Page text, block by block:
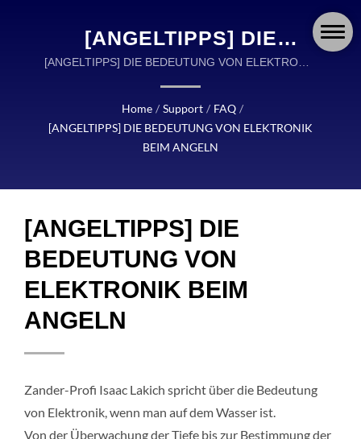
[ANGELTIPPS] DIE
BEDEUTUNG VON
ELEKTRONIK BEIM
ANGELN | OKUMA
FISHING:
ANGELZUBEHÖR FÜR
JEDES ABENTEUER
[ANGELTIPPS] DIE BEDEUTUNG VON ELEKTRONIK
Home / Support / FAQ /
[ANGELTIPPS] DIE BEDEUTUNG VON ELEKTRONIK
BEIM ANGELN
[ANGELTIPPS] DIE
BEDEUTUNG VON
ELEKTRONIK BEIM
ANGELN
Zander-Profi Isaac Lakich spricht über die Bedeutung
von Elektronik, wenn man auf dem Wasser ist.
Von der Überwachung der Tiefe bis zur Bestimmung der